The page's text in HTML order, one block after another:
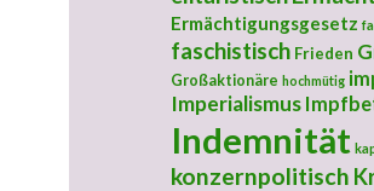
Ermächtigungsgesetz
faschistisch Frieden
Großaktionäre hochmütig
Imperialismus
Indemnität
konzernpolitisch